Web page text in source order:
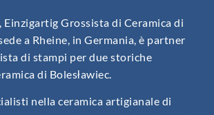
Einzigartig Grossista di Ceramica di
a Rheine, in Germania, è partner
di stampi per due storiche
di Bolesławiec.
nella ceramica artigianale di